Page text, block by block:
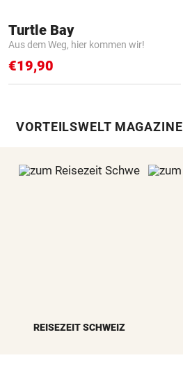
Turtle Bay
Aus dem Weg, hier kommen wir!
€19,90
VORTEILSWELT MAGAZINE
REISEZEIT SCHWEIZ